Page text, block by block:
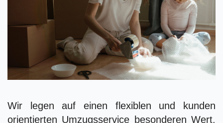
Wir legen auf einen flexiblen und kunden
orientierten Umzugsservice besonderen Wert.